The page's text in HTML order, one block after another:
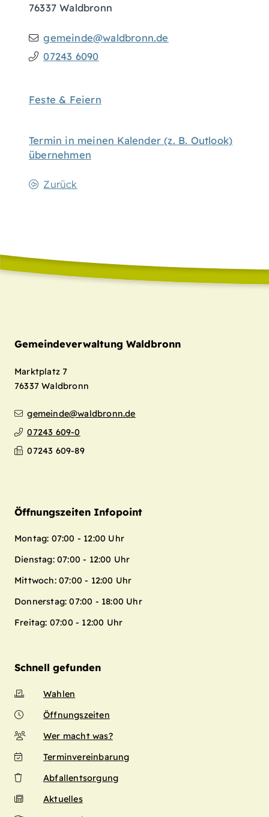
76337 Waldbronn
gemeinde@waldbronn.de
07243 6090
Feste & Feiern
Termin in meinen Kalender (z. B. Outlook)
übernehmen
Zurück
Gemeindeverwaltung Waldbronn
Marktplatz 7
76337 Waldbronn
gemeinde@waldbronn.de
07243 609-0
07243 609-89
Öffnungszeiten Infopoint
Montag: 07:00 - 12:00 Uhr
Dienstag: 07:00 - 12:00 Uhr
Mittwoch: 07:00 - 12:00 Uhr
Donnerstag: 07:00 - 18:00 Uhr
Freitag: 07:00 - 12:00 Uhr
Schnell gefunden
Wahlen
Öffnungszeiten
Wer macht was?
Terminvereinbarung
Abfallentsorgung
Aktuelles